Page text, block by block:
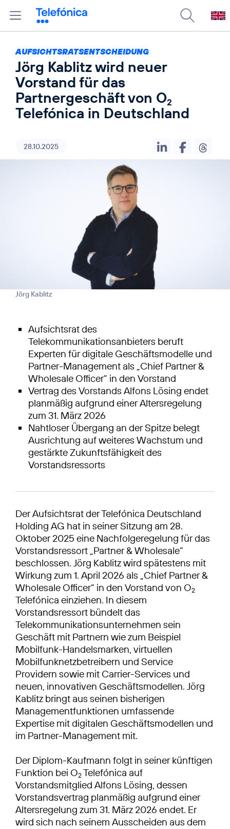
AUFSICHTSRATSENTSCHEIDUNG
Jörg Kablitz wird neuer
Vorstand für das
Partnergeschäft von O2
Telefónica in Deutschland
28.10.2025
Jörg Kablitz
Aufsichtsrat des
Telekommunikationsanbieters beruft
Experten für digitale Geschäftsmodelle und
Partner-Management als „Chief Partner &
Wholesale Officer“ in den Vorstand
Vertrag des Vorstands Alfons Lösing endet
planmäßig aufgrund einer Altersregelung
zum 31. März 2026
Nahtloser Übergang an der Spitze belegt
Ausrichtung auf weiteres Wachstum und
gestärkte Zukunftsfähigkeit des
Vorstandsressorts
Der Aufsichtsrat der Telefónica Deutschland
Holding AG hat in seiner Sitzung am 28.
Oktober 2025 eine Nachfolgeregelung für das
Vorstandsressort „Partner & Wholesale“
beschlossen. Jörg Kablitz wird spätestens mit
Wirkung zum 1. April 2026 als „Chief Partner &
Wholesale Officer“ in den Vorstand von O2
Telefónica einziehen. In diesem
Vorstandsressort bündelt das
Telekommunikationsunternehmen sein
Geschäft mit Partnern wie zum Beispiel
Mobilfunk-Handelsmarken, virtuellen
Mobilfunknetzbetreibern und Service
Providern sowie mit Carrier-Services und
neuen, innovativen Geschäftsmodellen. Jörg
Kablitz bringt aus seinen bisherigen
Managementfunktionen umfassende
Expertise mit digitalen Geschäftsmodellen und
im Partner-Management mit.
Der Diplom-Kaufmann folgt in seiner künftigen
Funktion bei O2Telefónica auf
Vorstandsmitglied Alfons Lösing, dessen
Vorstandsvertrag planmäßig aufgrund einer
Altersregelung zum 31. März 2026 endet. Er
wird sich nach seinem Ausscheiden aus dem